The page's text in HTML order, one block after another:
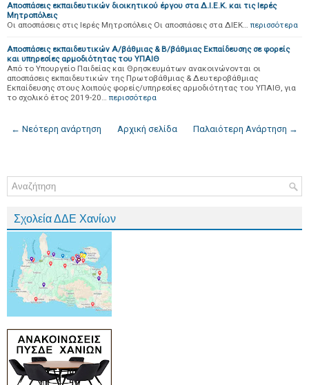
Αποσπάσεις εκπαιδευτικών διοικητικού έργου στα Δ.Ι.Ε.Κ. και τις Ιερές
Μητροπόλεις
Οι αποσπάσεις στις Ιερές Μητροπόλεις Οι αποσπάσεις στα ΔΙΕΚ… περισσότερα
Αποσπάσεις εκπαιδευτικών Α/βάθμιας & Β/βάθμιας Εκπαίδευσης σε φορείς
και υπηρεσίες αρμοδιότητας του ΥΠΑΙΘ
Από το Υπουργείο Παιδείας και Θρησκευμάτων ανακοινώνονται οι
αποσπάσεις εκπαιδευτικών της Πρωτοβάθμιας & Δευτεροβάθμιας
Εκπαίδευσης στους λοιπούς φορείς/υπηρεσίες αρμοδιότητας του ΥΠΑΙΘ, για
το σχολικό έτος 2019-20… περισσότερα
← Νεότερη ανάρτηση Παλαιότερη Ανάρτηση →
Αρχική σελίδα
Σχολεία ΔΔΕ Χανίων